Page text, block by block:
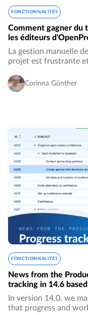
FONCTIONNALITÉS
Comment gagner du
les éditeurs
La gestion manuelle
projet est frustrante
supplémentaire ni
Corinna Günther
FONCTIONNALITÉS
News from the
tracking in 14.6
In version 14.0, we
that progress and